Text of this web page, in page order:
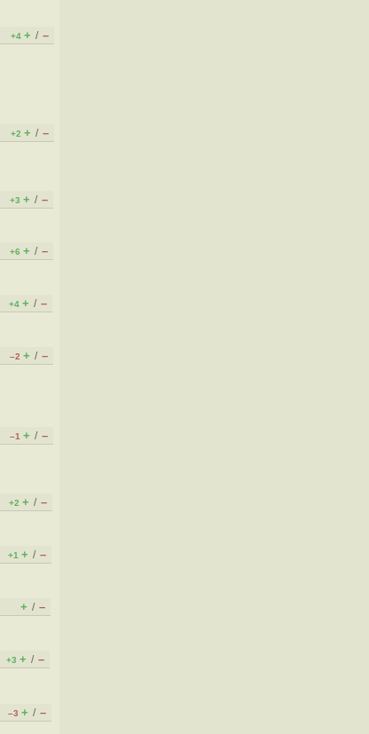
+4 + / –
+2 + / –
+3 + / –
+6 + / –
+4 + / –
–2 + / –
–1 + / –
+2 + / –
+1 + / –
+ / –
+3 + / –
–3 + / –